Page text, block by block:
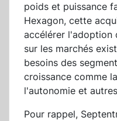
poids et puissance
Hexagon, cette
accélérer l'adoption
sur les marchés
besoins des
croissance comme
l'autonomie et
Pour rappel,